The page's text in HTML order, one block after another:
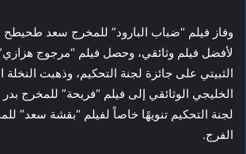
وفاز فيلم “ضباب البارود” للمخرج سعد طحيطح
لأفضل فيلم وثائقي، وحصل فيلم “مرجوج
الثبيتي على جائزة لجنة التحكيم، وذهبت النخلة
الخليجي الوثائقي إلى فيلم “فريحة” للمخرج
لجنة التحكيم تنويهًا خاصاً لفيلم “بقشة سعد”
الفرج.